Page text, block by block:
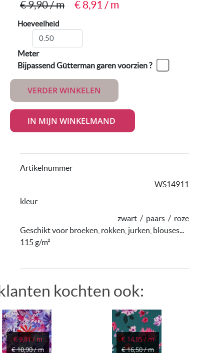
€ 9,90 / m € 8,91 / m
Hoeveelheid
Meter
Bijpassend Gütterman garen voorzien ?
VERDER WINKELEN
Artikelnummer
WS14911
kleur
zwart / paars / roze
Geschikt voor broeken, rokken, jurken, blouses...
115 g/m²
kochten ook:
€ 9,81 / m
€ 10,90 / m
€ 14,85 / m
€ 16,50 / m